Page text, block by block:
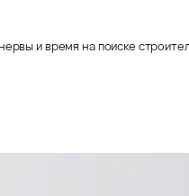
и время на поиске